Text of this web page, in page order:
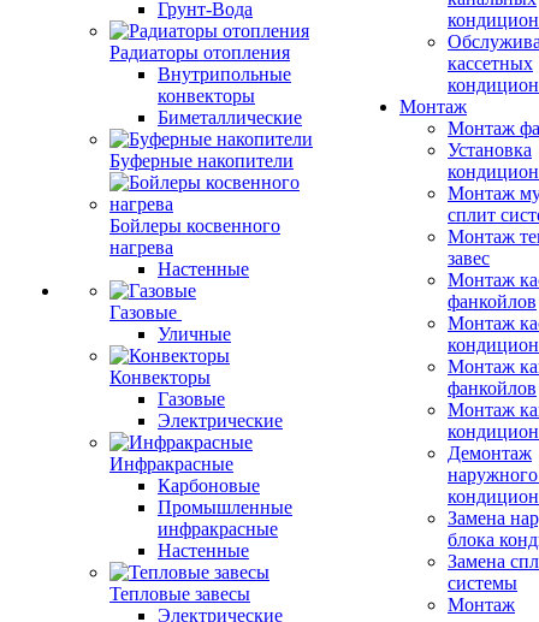
Грунт-Вода
Радиаторы отопления
Внутрипольные
конвекторы
Биметаллические
Буферные накопители
Бойлеры косвенного
нагрева
Настенные
Газовые
Уличные
Конвекторы
Газовые
Электрические
Инфракрасные
Карбоновые
Промышленные
инфракрасные
Настенные
Тепловые завесы
Электрические
кассетных
Монтаж
Монтаж
Установка
Монтаж
сплит
Монтаж
завес
Монтаж
фанкойлов
Монтаж
Монтаж
фанкойлов
Монтаж
Демонтаж
Замена
блока
Замена
системы
Монтаж